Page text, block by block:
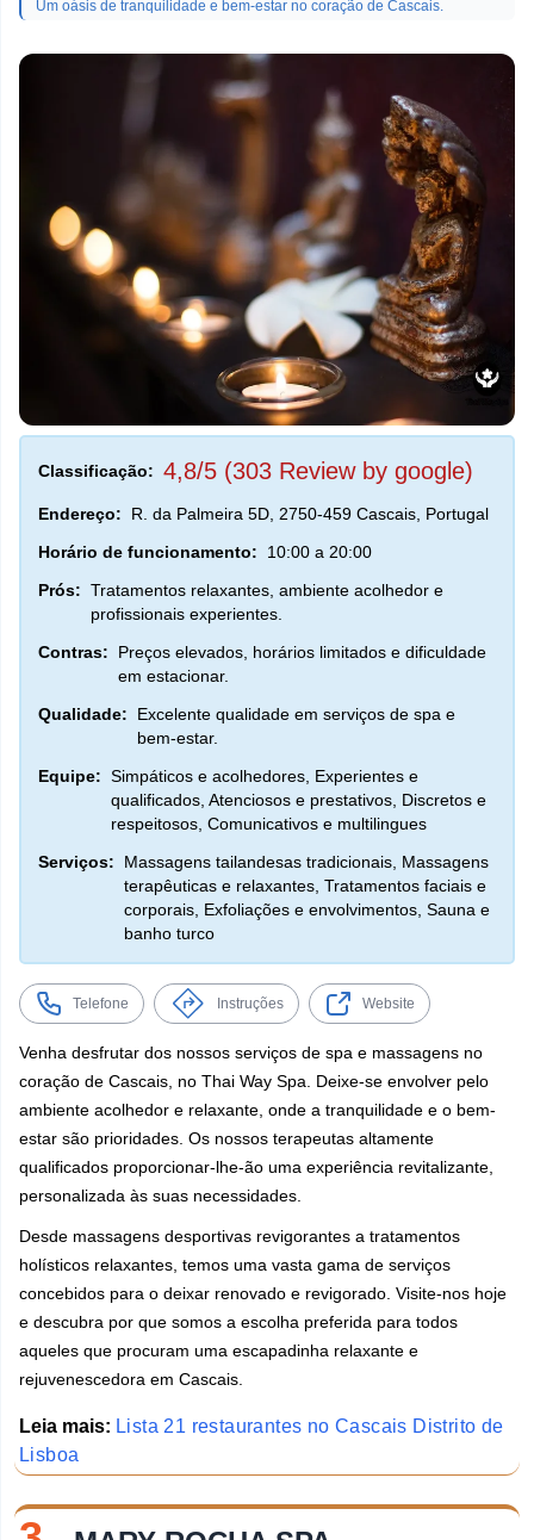
Um oásis de tranquilidade e bem-estar no coração de Cascais.
Classificação: 4,8/5 (303 Review by google)
Endereço:
R. da Palmeira 5D, 2750-459 Cascais, Portugal
Horário de funcionamento:
10:00 a 20:00
Prós: Tratamentos relaxantes, ambiente acolhedor e
profissionais experientes.
Contras:
Preços elevados, horários limitados e dificuldade
em estacionar.
Qualidade:
Excelente qualidade em serviços de spa e
bem-estar.
Equipe: Simpáticos e acolhedores, Experientes e
qualificados, Atenciosos e prestativos, Discretos e
respeitosos, Comunicativos e multilingues
Serviços:
Massagens tailandesas tradicionais, Massagens
terapêuticas e relaxantes, Tratamentos faciais e
corporais, Exfoliações e envolvimentos, Sauna e
banho turco
Telefone Instruções Website
Venha desfrutar dos nossos serviços de spa e massagens no
coração de Cascais, no Thai Way Spa. Deixe-se envolver pelo
ambiente acolhedor e relaxante, onde a tranquilidade e o bem-
estar são prioridades. Os nossos terapeutas altamente
qualificados proporcionar-lhe-ão uma experiência revitalizante,
personalizada às suas necessidades.
Desde massagens desportivas revigorantes a tratamentos
holísticos relaxantes, temos uma vasta gama de serviços
concebidos para o deixar renovado e revigorado. Visite-nos hoje
e descubra por que somos a escolha preferida para todos
aqueles que procuram uma escapadinha relaxante e
rejuvenescedora em Cascais.
Leia mais: Lista 21 restaurantes no Cascais Distrito de
Lisboa